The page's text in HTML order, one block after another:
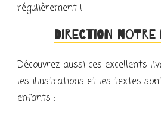
régulièrement !
Direction notre
Découvrez aussi ces excellents
les illustrations et les textes
enfants :